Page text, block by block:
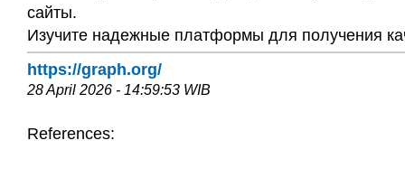
сайты.
Изучите надежные платформы для получения
https://graph.org/
28 April 2026 - 14:59:53 WIB
References: